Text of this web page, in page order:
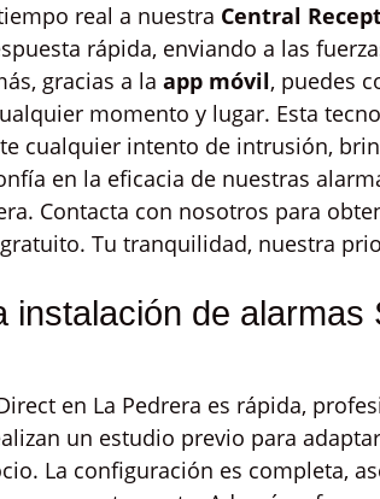
real a nuestra Central
rápida, enviando a las
gracias a la app móvil, puedes
momento y lugar. Esta
cualquier intento de intrusión,
en la eficacia de nuestras
Contacta con nosotros para
Tu tranquilidad, nuestra
instalación de alarmas
en La Pedrera es rápida,
un estudio previo para
La configuración es completa,